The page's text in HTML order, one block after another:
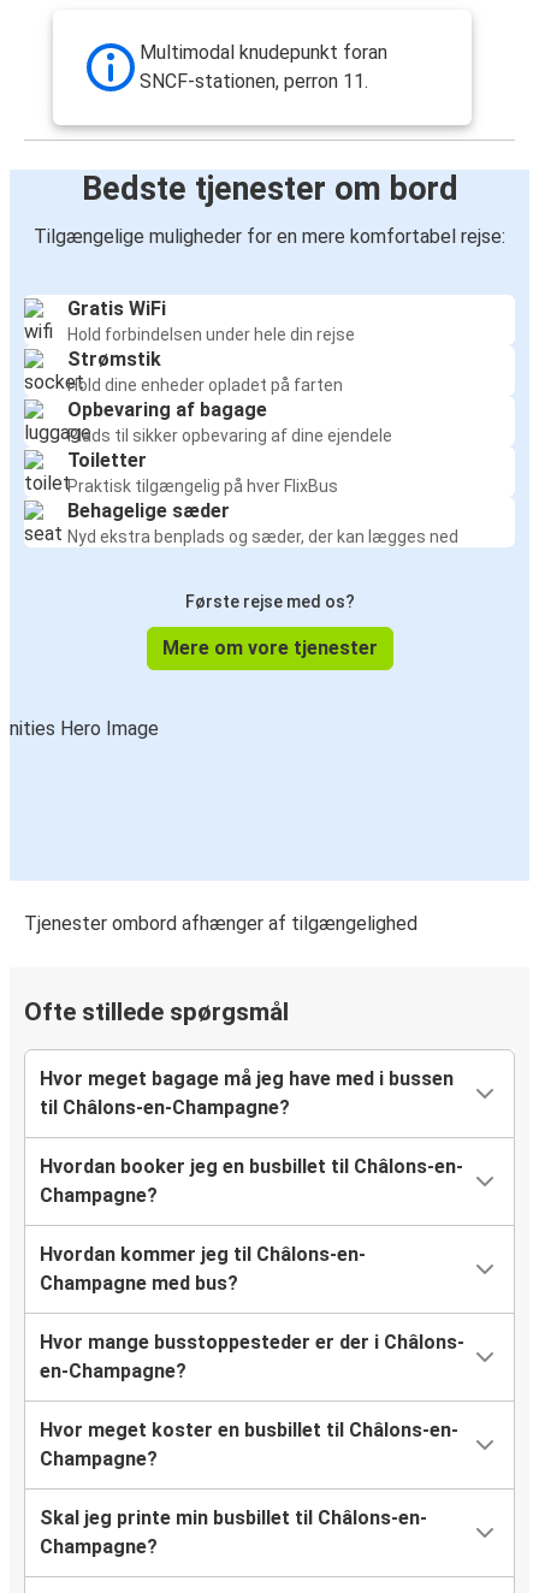
Multimodal knudepunkt foran
SNCF-stationen, perron 11.
Bedste tjenester om bord
Tilgængelige muligheder for en mere komfortabel rejse:
Gratis WiFi
Hold forbindelsen under hele din rejse
Strømstik
Hold dine enheder opladet på farten
Opbevaring af bagage
Plads til sikker opbevaring af dine ejendele
Toiletter
Praktisk tilgængelig på hver FlixBus
Behagelige sæder
Nyd ekstra benplads og sæder, der kan lægges ned
Første rejse med os?
Mere om vore tjenester
Tjenester ombord afhænger af tilgængelighed
Ofte stillede spørgsmål
Hvor meget bagage må jeg have med i bussen
til Châlons-en-Champagne?
Hvordan booker jeg en busbillet til Châlons-en-
Champagne?
Hvordan kommer jeg til Châlons-en-
Champagne med bus?
Hvor mange busstoppesteder er der i Châlons-
en-Champagne?
Hvor meget koster en busbillet til Châlons-en-
Champagne?
Skal jeg printe min busbillet til Châlons-en-
Champagne?